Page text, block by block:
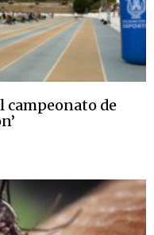
campeonato de